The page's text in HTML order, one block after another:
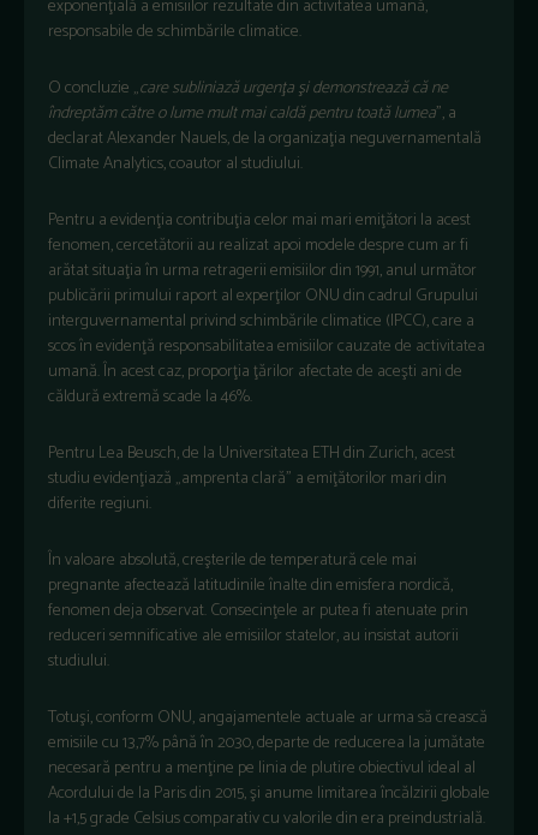
exponenţială a emisiilor rezultate din activitatea umană,
responsabile de schimbările climatice.
O concluzie „care subliniază urgenţa şi demonstrează că ne
îndreptăm către o lume mult mai caldă pentru toată lumea”, a
declarat Alexander Nauels, de la organizaţia neguvernamentală
Climate Analytics, coautor al studiului.
Pentru a evidenţia contribuţia celor mai mari emiţători la acest
fenomen, cercetătorii au realizat apoi modele despre cum ar fi
arătat situaţia în urma retragerii emisiilor din 1991, anul următor
publicării primului raport al experţilor ONU din cadrul Grupului
interguvernamental privind schimbările climatice (IPCC), care a
scos în evidenţă responsabilitatea emisiilor cauzate de activitatea
umană. În acest caz, proporţia ţărilor afectate de aceşti ani de
căldură extremă scade la 46%.
Pentru Lea Beusch, de la Universitatea ETH din Zurich, acest
studiu evidenţiază „amprenta clară” a emiţătorilor mari din
diferite regiuni.
În valoare absolută, creşterile de temperatură cele mai
pregnante afectează latitudinile înalte din emisfera nordică,
fenomen deja observat. Consecinţele ar putea fi atenuate prin
reduceri semnificative ale emisiilor statelor, au insistat autorii
studiului.
Totuşi, conform ONU, angajamentele actuale ar urma să crească
emisiile cu 13,7% până în 2030, departe de reducerea la jumătate
necesară pentru a menţine pe linia de plutire obiectivul ideal al
Acordului de la Paris din 2015, şi anume limitarea încălzirii globale
la +1,5 grade Celsius comparativ cu valorile din era preindustrială.